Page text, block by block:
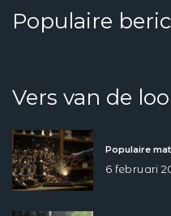
Populaire
Vers van de
Populaire
6 februari